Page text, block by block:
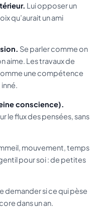
Lui opposer un
qu’aurait un ami
Se parler comme on
aime. Les travaux de
une compétence
conscience).
le flux des pensées, sans
mouvement, temps
pour soi : de petites
demander si ce qui pèse
dans un an.